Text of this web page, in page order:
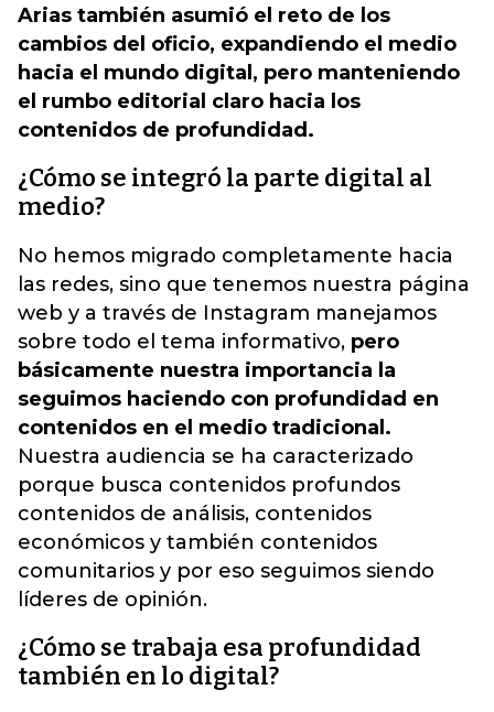
Arias también asumió el reto de los
cambios del oficio, expandiendo el medio
hacia el mundo digital, pero manteniendo
el rumbo editorial claro hacia los
contenidos de profundidad.
¿Cómo se integró la parte digital al
medio?
No hemos migrado completamente hacia
las redes, sino que tenemos nuestra página
web y a través de Instagram manejamos
sobre todo el tema informativo, pero
básicamente nuestra importancia la
seguimos haciendo con profundidad en
contenidos en el medio tradicional.
Nuestra audiencia se ha caracterizado
porque busca contenidos profundos
contenidos de análisis, contenidos
económicos y también contenidos
comunitarios y por eso seguimos siendo
líderes de opinión.
¿Cómo se trabaja esa profundidad
también en lo digital?